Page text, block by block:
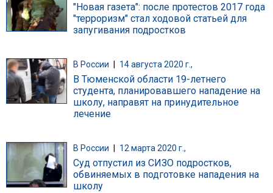
"Новая газета": после протестов 2017 года
"терроризм" стал ходовой статьей для
запугивания подростков
В России 14 августа 2020 г.,
В Тюменской области 19-летнего
студента, планировавшего нападение на
школу, направят на принудительное
лечение
В России 12 марта 2020 г.,
Суд отпустил из СИЗО подростков,
обвиняемых в подготовке нападения на
школу